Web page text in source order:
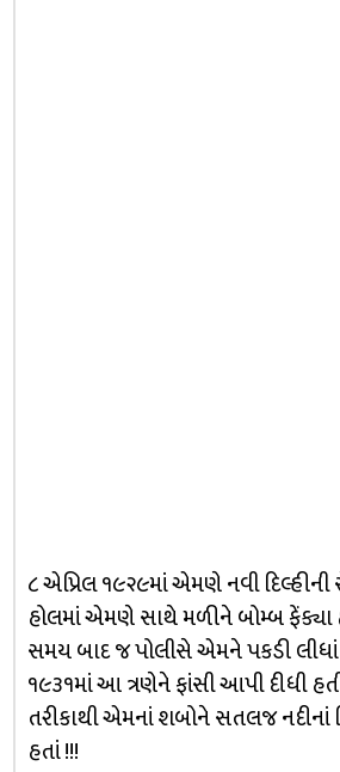
૮ એપ્રિલ ૧૯૨૯માં એમણે નવી
હોલમાં એમણે સાથે મળીને બોમ્બ
સમય બાદ જ પોલીસે એમને પકડી લીધાં
૧૯૩૧માં આ ત્રણેને ફાંસી આપી દીધી
તરીકાથી એમનાં શબોને સતલજ નદીનાં
હતાં !!!